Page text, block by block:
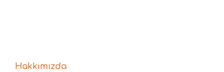
Hakkımızda